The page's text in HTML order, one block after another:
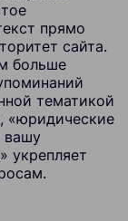
прямо
сайта.
больше
тематикой
«юридические
вашу
укрепляет